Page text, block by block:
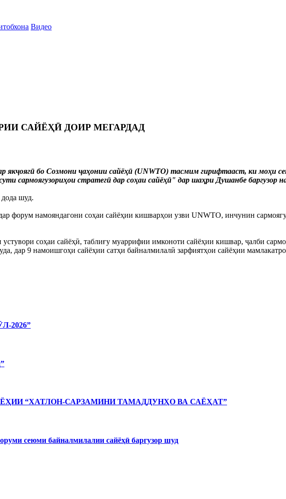
Видео
САЙЁҲӢ ДОИР МЕГАРДАД
бо Созмони ҷаҳонии сайёҳӣ (UNWTO) тасмим гирифтааст, ки моҳи
сармоягузориҳои стратегӣ дар соҳаи сайёҳӣ" дар шаҳри Душанбе баргузор
шуд.
форум намояндагони соҳаи сайёҳии кишварҳои узви UNWTO, инчунин
соҳаи сайёҳӣ, таблиғу муаррифии имконоти сайёҳии кишвар, ҷалби
дар 9 намоишгоҳи сайёҳии сатҳи байналмилалӣ зарфиятҳои сайёҳии
2026”
“ХАТЛОН-САРЗАМИНИ ТАМАДДУНҲО ВА САЁҲАТ”
байналмилалии сайёҳӣ баргузор шуд